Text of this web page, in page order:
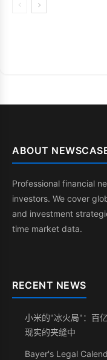
ABOUT
Professional financial
investors. We cover
and investment
time market data.
RECENT NEWS
小米的"冰火局"：百
现实的夹缝中
Bayer's Legal